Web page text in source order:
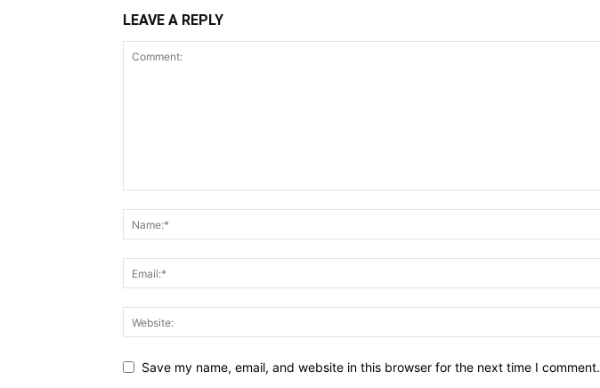
LEAVE A REPLY
Save my name, email, and website in this browser for the next time I comment.